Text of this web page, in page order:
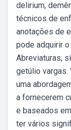
delirium,
técnicos de
anotações de
pode adquirir
Abreviaturas,
getúlio
uma
a fornecerem
e baseados
ter vários